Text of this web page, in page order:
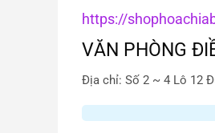
https://
VĂN PHÒNG
Địa chỉ: Số 2 ~ 4 Lô 12